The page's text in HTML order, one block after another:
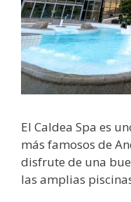
El Caldea Spa es
más famosos de
disfrute de una
las amplias